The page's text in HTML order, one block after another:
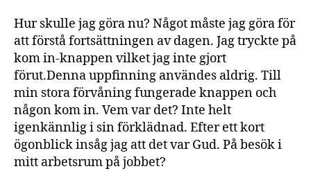
Hur skulle jag göra nu? Något måste jag göra för
att förstå fortsättningen av dagen. Jag tryckte på
kom in-knappen vilket jag inte gjort
förut.Denna uppfinning användes aldrig. Till
min stora förvåning fungerade knappen och
någon kom in. Vem var det? Inte helt
igenkännlig i sin förklädnad. Efter ett kort
ögonblick insåg jag att det var Gud. På besök i
mitt arbetsrum på jobbet?